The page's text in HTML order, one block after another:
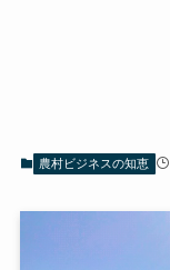
農村ビジネスの知恵